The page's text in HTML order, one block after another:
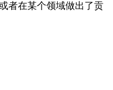
者在某个领域做出了贡